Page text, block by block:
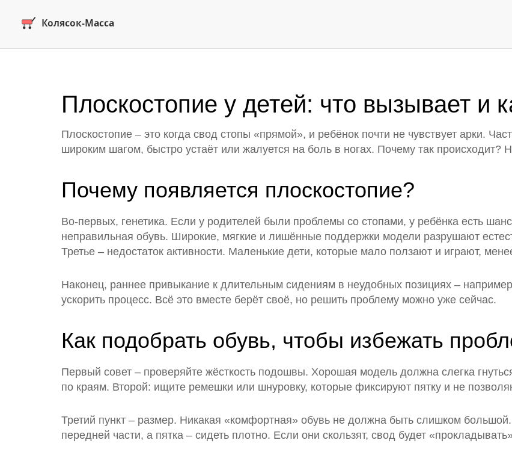
Плоскостопие у детей: что вызывает и
Плоскостопие – это когда свод стопы «прямой», и ребёнок почти не чувствует арки.
широким шагом, быстро устаёт или жалуется на боль в ногах. Почему так
Почему появляется плоскостопие?
Во-первых, генетика. Если у родителей были проблемы со стопами, у ребёнка есть
неправильная обувь. Широкие, мягкие и лишённые поддержки модели разрушают
Третье – недостаток активности. Маленькие дети, которые мало ползают и играют,
Наконец, раннее привыкание к длительным сидениям в неудобных позициях –
ускорить процесс. Всё это вместе берёт своё, но решить проблему можно уже сейчас.
Как подобрать обувь, чтобы избежать
Первый совет – проверяйте жёсткость подошвы. Хорошая модель должна слегка
по краям. Второй: ищите ремешки или шнуровку, которые фиксируют пятку и не
Третий пункт – размер. Никакая «комфортная» обувь не должна быть слишком
передней части, а пятка – сидеть плотно. Если они скользят, свод будет